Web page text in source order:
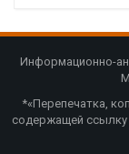
Информационно-
*«Перепечатка,
содержащей ссылку